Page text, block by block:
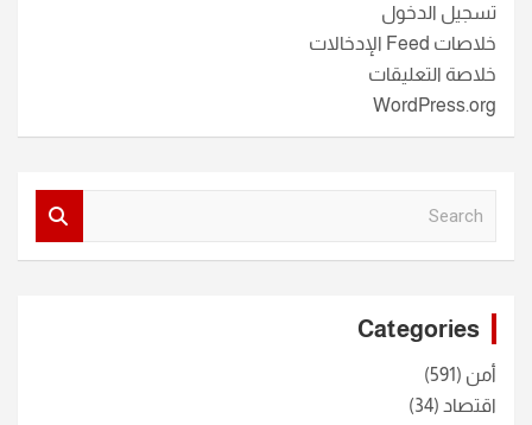
تسجيل الدخول
خلاصات Feed الإدخالات
خلاصة التعليقات
WordPress.org
Categories
أمن (591)
اقتصاد (34)